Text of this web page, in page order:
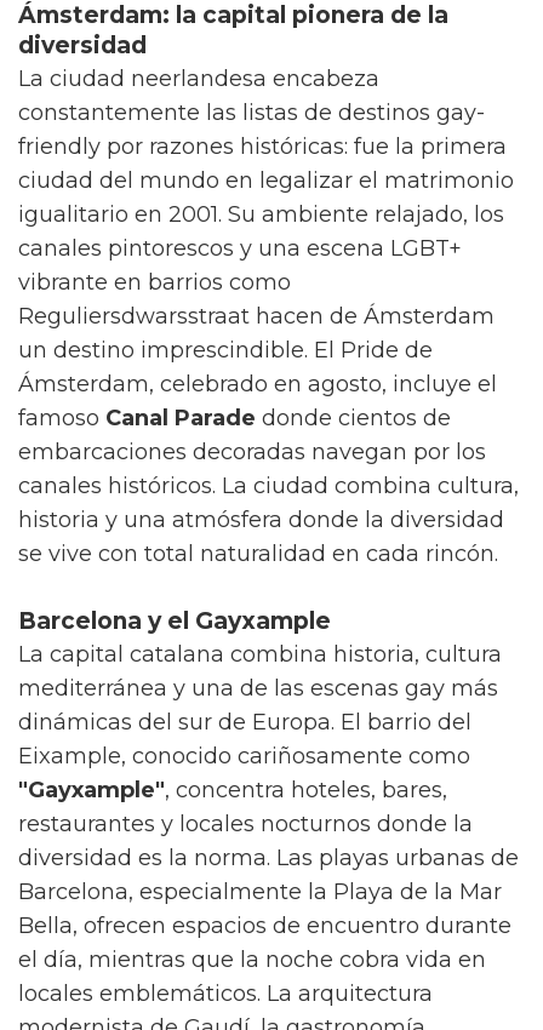
Ámsterdam: la capital pionera de la
diversidad
La ciudad neerlandesa encabeza
constantemente las listas de destinos gay-
friendly por razones históricas: fue la primera
ciudad del mundo en legalizar el matrimonio
igualitario en 2001. Su ambiente relajado, los
canales pintorescos y una escena LGBT+
vibrante en barrios como
Reguliersdwarsstraat hacen de Ámsterdam
un destino imprescindible. El Pride de
Ámsterdam, celebrado en agosto, incluye el
famoso Canal Parade donde cientos de
embarcaciones decoradas navegan por los
canales históricos. La ciudad combina cultura,
historia y una atmósfera donde la diversidad
se vive con total naturalidad en cada rincón.
Barcelona y el Gayxample
La capital catalana combina historia, cultura
mediterránea y una de las escenas gay más
dinámicas del sur de Europa. El barrio del
Eixample, conocido cariñosamente como
"Gayxample", concentra hoteles, bares,
restaurantes y locales nocturnos donde la
diversidad es la norma. Las playas urbanas de
Barcelona, especialmente la Playa de la Mar
Bella, ofrecen espacios de encuentro durante
el día, mientras que la noche cobra vida en
locales emblemáticos. La arquitectura